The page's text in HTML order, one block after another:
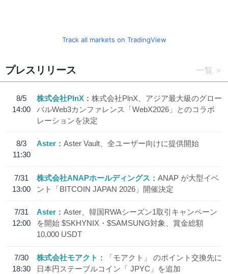
Track all markets on TradingView
プレスリリース 一覧
8/5
14:00
株式会社PlnX
株式会社PlnX、アジア最大級のグロー
バルWeb3カンファレンス「WebX2026」とのコラボ
レーションを決定
8/3
11:30
Aster Aster Vault、全ユーザー向けに提供開始
7/31
13:00
株式会社ANAPホールディングス
ANAP が大型イベ
ント「BITCOIN JAPAN 2026」開催決定
7/31
12:00
Aster
Aster、韓国RWAシーズン1取引キャンペーン
を開始 $SKHYNIX・$SAMSUNG対象、賞金総額
10,000 USDT
7/30
18:30
株式会社モアクト
「モアクト」 のポイント交換先に
日本円ステーブルコイン「 JPYC」を追加